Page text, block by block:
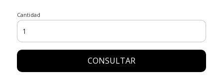
Cantidad
CONSULTAR